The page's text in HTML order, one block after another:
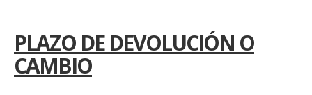
PLAZO DE DEVOLUCIÓN O
CAMBIO